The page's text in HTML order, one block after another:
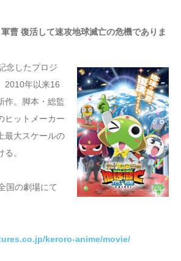
曹 復活して速攻地球滅亡の危機でありま
念したプロジ
2010年以来16
作。脚本・総監
ヒットメーカー
最大スケールの
。
国の劇場にて
keroro-anime/movie/